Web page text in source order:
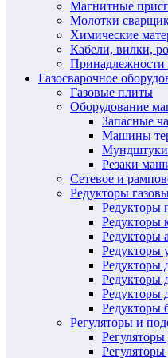
Магнитные
Молотки
Химические
Кабели, вилки,
Принадлежности
Газосварочное
Газовые плиты
Оборудование
Запасные
Машины
Мундштуки
Резаки
Сетевое и
Редукторы
Редукторы
Редукторы
Редукторы
Редукторы
Редукторы
Редукторы
Редукторы
Редукторы
Регуляторы и
Регуляторы
Регуляторы